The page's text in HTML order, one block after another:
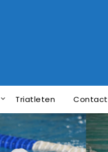
Triatleten